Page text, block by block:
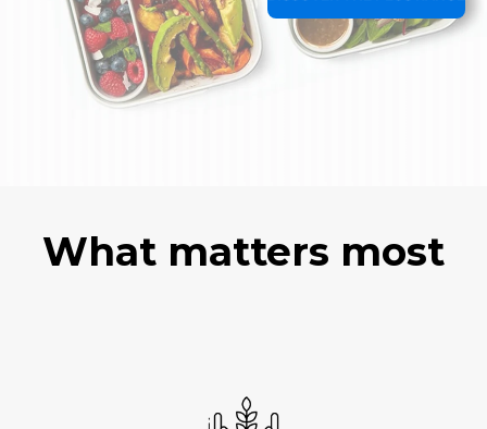
What matters most